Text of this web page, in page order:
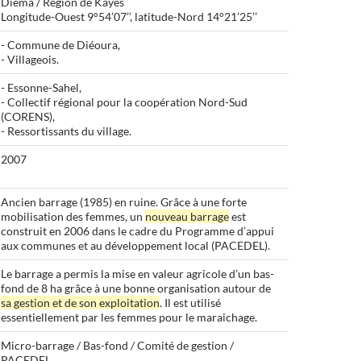
Longitude-Ouest 9°54’07’’, latitude-Nord 14°21’25’’
- Commune de Diéoura,
- Villageois.
- Essonne-Sahel,
- Collectif régional pour la coopération Nord-Sud
(CORENS),
- Ressortissants du village.
2007
Ancien barrage (1985) en ruine. Grâce à une forte
mobilisation des femmes, un nouveau barrageest
construit en 2006 dans le cadre du Programme d’appui
aux communes et au développement local (PACEDEL).
Le barrage a permis la mise en valeur agricole d’un bas-
fond de 8 ha grâce à une bonne organisation autour de
sa gestion et de son exploitation. Il est utilisé
essentiellement par les femmes pour le maraichage.
Micro-barrage / Bas-fond / Comité de gestion /